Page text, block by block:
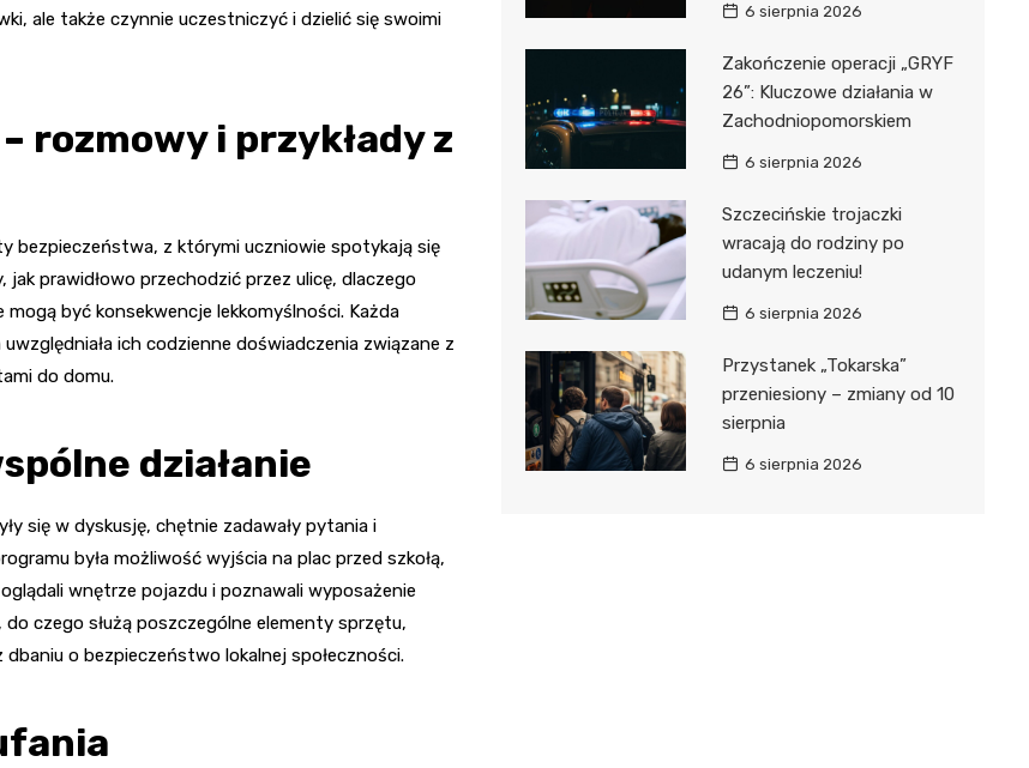
ale także czynnie uczestniczyć i dzielić się swoimi
rozmowy i przykłady z
bezpieczeństwa, z którymi uczniowie spotykają się
prawidłowo przechodzić przez ulicę, dlaczego
być konsekwencje lekkomyślności. Każda
ich codzienne doświadczenia związane z
do domu.
działanie
się w dyskusję, chętnie zadawały pytania i
była możliwość wyjścia na plac przed szkołą,
wnętrze pojazdu i poznawali wyposażenie
do czego służą poszczególne elementy sprzętu,
o bezpieczeństwo lokalnej społeczności.
6 sierpnia 2026
Zakończenie operacji „GRYF
26”: Kluczowe działania w
Zachodniopomorskiem
6 sierpnia 2026
Szczecińskie trojaczki
wracają do rodziny po
udanym leczeniu!
6 sierpnia 2026
Przystanek „Tokarska”
przeniesiony – zmiany od 10
sierpnia
6 sierpnia 2026